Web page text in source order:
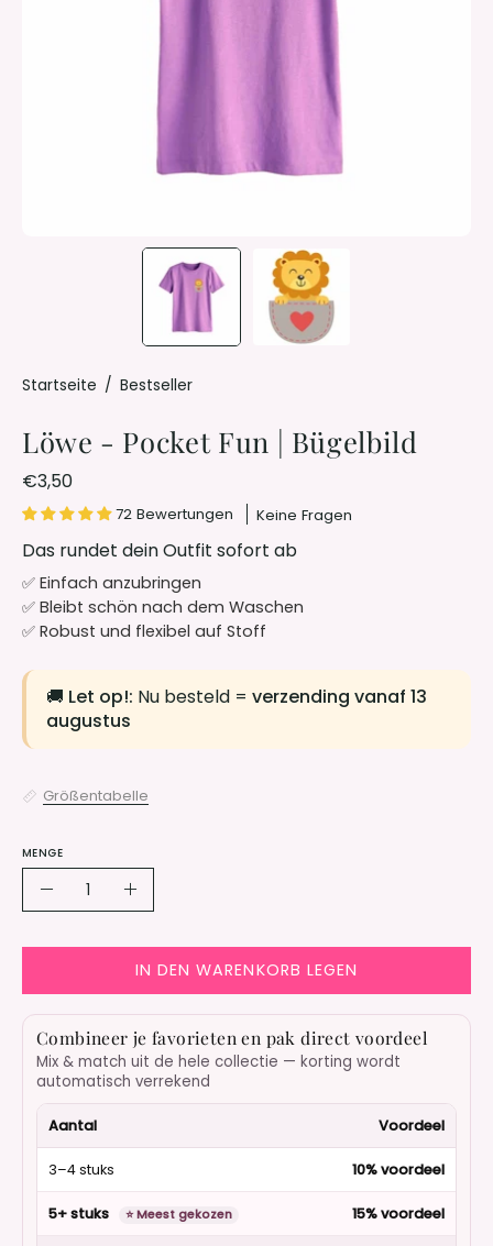
Startseite / Bestseller
Löwe - Pocket Fun | Bügelbild
€3,50
72 Bewertungen Keine Fragen
Das rundet dein Outfit sofort ab
✅ Einfach anzubringen
✅ Bleibt schön nach dem Waschen
✅ Robust und flexibel auf Stoff
🚚 Let op!: Nu besteld = verzending vanaf 13
augustus
Größentabelle
MENGE
Menge
Menge
IN DEN WARENKORB LEGEN
Combineer je favorieten en pak direct voordeel
Mix & match uit de hele collectie — korting wordt
automatisch verrekend
Aantal Voordeel
3–4 stuks 10% voordeel
5+ stuks ⭐ Meest gekozen 15% voordeel